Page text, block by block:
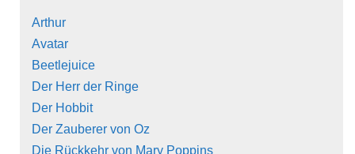
Arthur
Avatar
Beetlejuice
Der Herr der Ringe
Der Hobbit
Der Zauberer von Oz
Die Rückkehr von Mary Poppins